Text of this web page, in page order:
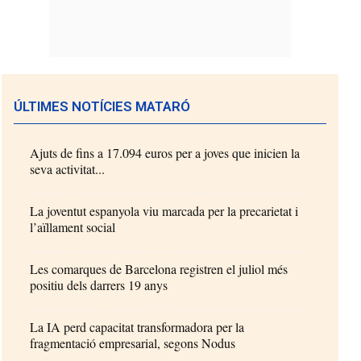
ÚLTIMES NOTÍCIES MATARÓ
Ajuts de fins a 17.094 euros per a joves que inicien la
seva activitat...
La joventut espanyola viu marcada per la precarietat i
l’aïllament social
Les comarques de Barcelona registren el juliol més
positiu dels darrers 19 anys
La IA perd capacitat transformadora per la
fragmentació empresarial, segons Nodus